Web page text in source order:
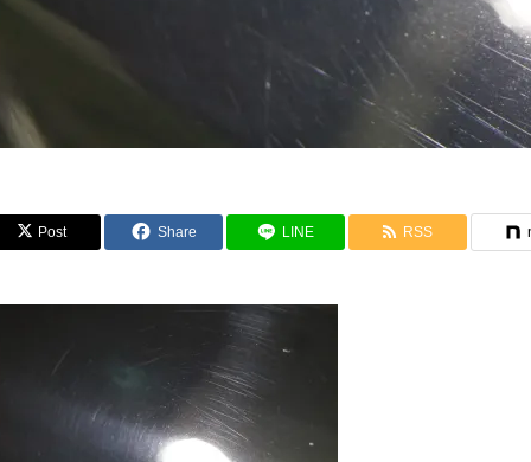
Post Share LINE RSS